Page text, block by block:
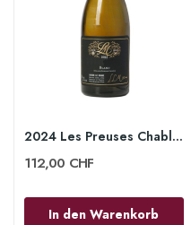
2024 Les Preuses Chablis grand Cru 75cl -...
112,00 CHF
In den Warenkorb